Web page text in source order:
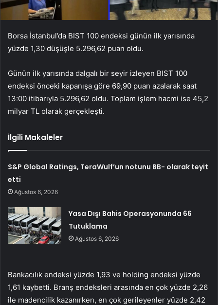
Borsa İstanbul’da BIST 100 endeksi günün ilk yarısında
yüzde 1,30 düşüşle 5.296,62 puan oldu.
Günün ilk yarısında dalgalı bir seyir izleyen BIST 100
endeksi önceki kapanışa göre 69,90 puan azalarak saat
13:00 itibarıyla 5.296,62 oldu. Toplam işlem hacmi ise 45,2
milyar TL olarak gerçekleşti.
İlgili Makaleler
S&P Global Ratings, TeraWulf’un notunu BB- olarak teyit
etti
Ağustos 6, 2026
Yasa Dışı Bahis Operasyonunda 66
Tutuklama
Ağustos 6, 2026
Bankacılık endeksi yüzde 1,93 ve holding endeksi yüzde
1,61 kaybetti. Branş endeksleri arasında en çok yüzde 2,26
ile madencilik kazanırken, en çok gerileyenler yüzde 2,42